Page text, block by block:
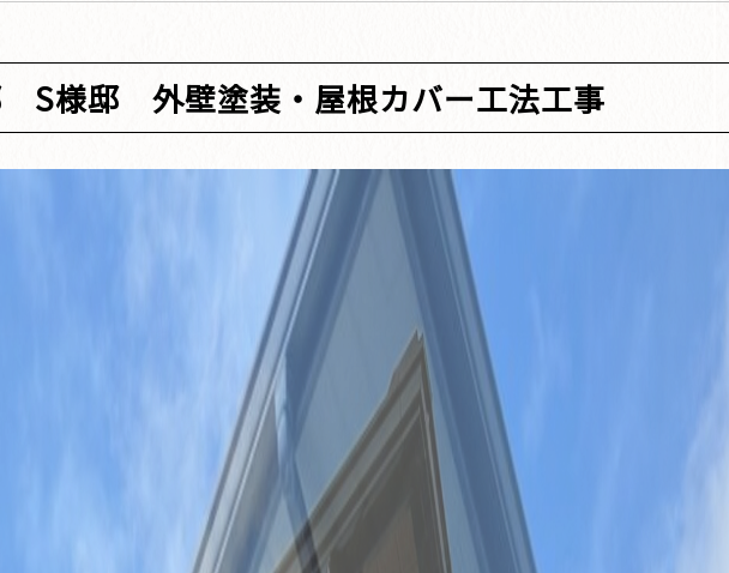
S様邸 外壁塗装・屋根カバー工法工事